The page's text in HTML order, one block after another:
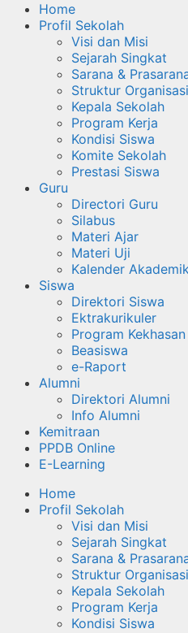
Home
Profil Sekolah
Visi dan Misi
Sejarah Singkat
Sarana &
Struktur Organisasi
Kepala Sekolah
Program Kerja
Kondisi Siswa
Komite Sekolah
Prestasi Siswa
Guru
Directori Guru
Silabus
Materi Ajar
Materi Uji
Kalender
Siswa
Direktori Siswa
Ektrakurikuler
Program
Beasiswa
e-Raport
Alumni
Direktori Alumni
Info Alumni
Kemitraan
PPDB Online
E-Learning
Home
Profil Sekolah
Visi dan Misi
Sejarah Singkat
Sarana &
Struktur Organisasi
Kepala Sekolah
Program Kerja
Kondisi Siswa